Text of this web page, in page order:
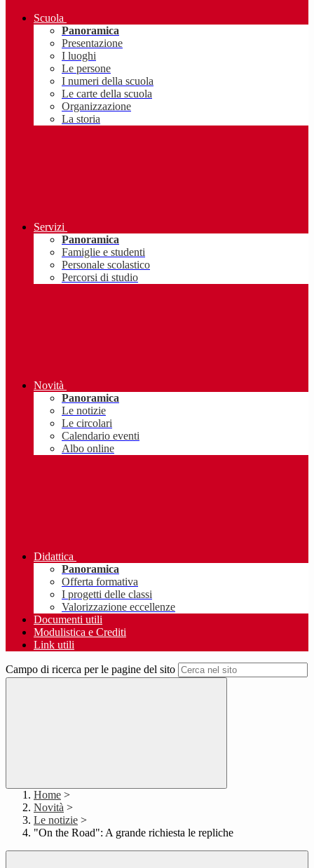
Scuola
Panoramica
Presentazione
I luoghi
Le persone
I numeri della scuola
Le carte della scuola
Organizzazione
La storia
Servizi
Panoramica
Famiglie e studenti
Personale scolastico
Percorsi di studio
Novità
Panoramica
Le notizie
Le circolari
Calendario eventi
Albo online
Didattica
Panoramica
Offerta formativa
I progetti delle classi
Valorizzazione eccellenze
Documenti utili
Modulistica e Crediti
Link utili
Campo di ricerca per le pagine del sito
Home >
Novità >
Le notizie >
"On the Road": A grande richiesta le repliche